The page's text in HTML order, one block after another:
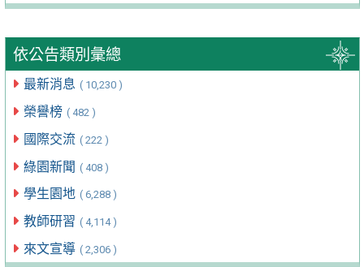
依公告類別彙總
最新消息 ( 10,230 )
榮譽榜 ( 482 )
國際交流 ( 222 )
綠園新聞 ( 408 )
學生園地 ( 6,288 )
教師研習 ( 4,114 )
來文宣導 ( 2,306 )